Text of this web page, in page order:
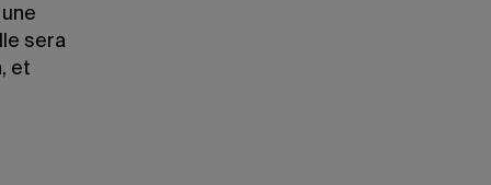
sera
et